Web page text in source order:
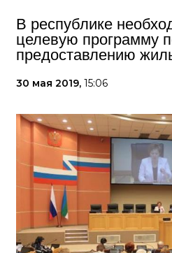
В республике
целевую программу
предоставлению
30 мая 2019, 15:06